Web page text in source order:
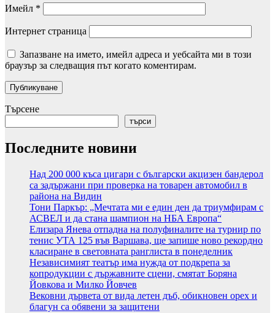
Имейл *
Интернет страница
Запазване на името, имейл адреса и уебсайта ми в този
браузър за следващия път когато коментирам.
Търсене
търси
Последните новини
Над 200 000 къса цигари с български акцизен бандерол
са задържани при проверка на товарен автомобил в
района на Видин
Тони Паркър: „Мечтата ми е един ден да триумфирам с
АСВЕЛ и да стана шампион на НБА Европа“
Елизара Янева отпадна на полуфиналите на турнир по
тенис УТА 125 във Варшава, ще запише ново рекордно
класиране в световната ранглиста в понеделник
Независимият театър има нужда от подкрепа за
копродукции с държавните сцени, смятат Боряна
Йовкова и Милко Йовчев
Вековни дървета от вида летен дъб, обикновен орех и
благун са обявени за защитени